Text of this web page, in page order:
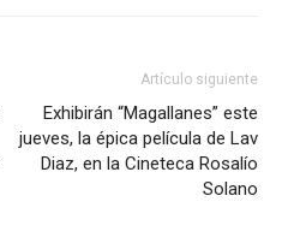
Artículo siguiente
Exhibirán “Magallanes” este
jueves, la épica película de Lav
Diaz, en la Cineteca Rosalío
Solano